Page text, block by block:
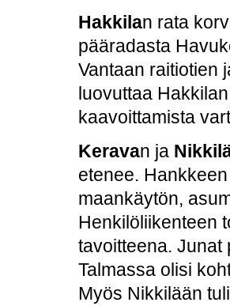
Hakkilan rata
pääradasta
Vantaan raitiotien
luovuttaa
kaavoittamista
Keravan ja
etenee.
maankäytön,
Henkilöliikenteen
tavoitteena. Junat
Talmassa olisi
Myös Nikkilään